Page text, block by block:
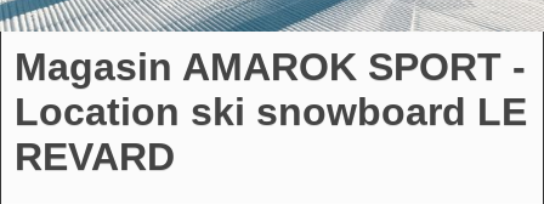
Magasin AMAROK SPORT -
Location ski snowboard LE
REVARD